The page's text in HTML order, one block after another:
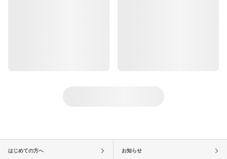
はじめての方へ お知らせ